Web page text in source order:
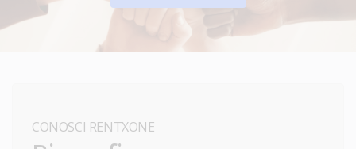
CONOSCI RENTXONE